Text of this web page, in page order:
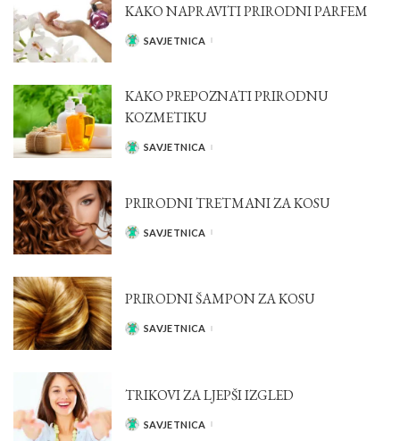
KAKO NAPRAVITI PRIRODNI PARFEM
POSTED
SAVJETNICA
KAKO PREPOZNATI PRIRODNU
KOZMETIKU
POSTED
SAVJETNICA
PRIRODNI TRETMANI ZA KOSU
POSTED
SAVJETNICA
PRIRODNI ŠAMPON ZA KOSU
POSTED
SAVJETNICA
TRIKOVI ZA LJEPŠI IZGLED
POSTED
SAVJETNICA